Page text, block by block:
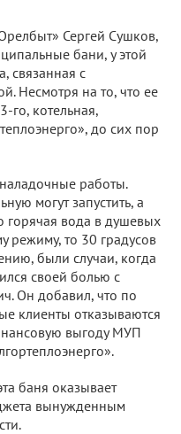
Сергей Сушков,
бани, у этой
связанная с
Несмотря на то, что ее
го, котельная,
до сих пор
работы.
могут запустить, а
горячая вода в душевых
режиму, то 30 градусов
были случаи, когда
своей болью с
Он добавил, что по
клиенты отказываются
выгоду МУП
баня оказывает
вынужденным